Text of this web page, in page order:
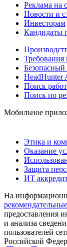
Реклама на
Новости и
Инвесторам
Кандидаты
Безопасный
HeadHunter
Поиск
Поиск по
Мобильное
Этика и
Оказание
Защита
ИТ
На
предоставления
и анализа
пользователей
Российской